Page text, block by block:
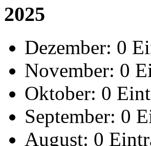
2025
Dezember: 0
November: 0
Oktober: 0
September: 0
August: 0